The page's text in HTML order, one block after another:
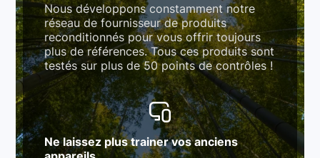
Nous développons constamment notre
réseau de fournisseur de produits
reconditionnés pour vous offrir toujours
plus de références. Tous ces produits sont
testés sur plus de 50 points de contrôles !
Ne laissez plus trainer vos anciens